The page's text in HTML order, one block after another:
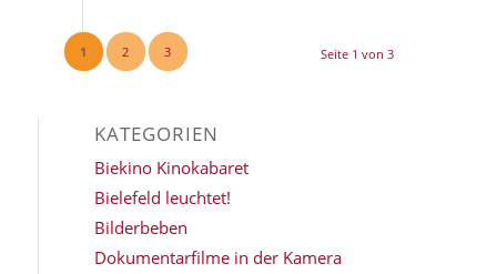
Seite 1 von 3
1 2 3
KATEGORIEN
Biekino Kinokabaret
Bielefeld leuchtet!
Bilderbeben
Dokumentarfilme in der Kamera